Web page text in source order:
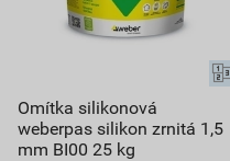
Omítka silikonová
weberpas silikon zrnitá 1,5
mm BI00 25 kg